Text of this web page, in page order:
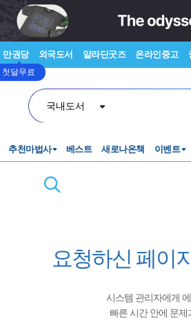
만권당
첫달무료
외국도서 알라딘굿즈 온라인중고
국내도서
추천마법사 베스트 새로나온책 이벤트
요청하신 페이
시스템 관리자에게
빠른 시간 안에 문